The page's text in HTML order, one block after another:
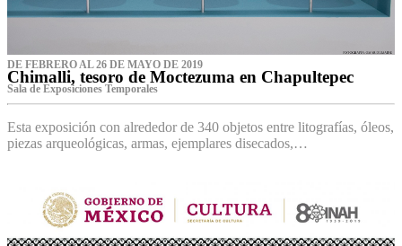
DE FEBRERO AL 26 DE MAYO DE 2019
Chimalli, tesoro de Moctezuma en Chapultepec
Sala de Exposiciones Temporales
Esta exposición con alrededor de 340 objetos entre litografías, óleos,
piezas arqueológicas, armas, ejemplares disecados,…